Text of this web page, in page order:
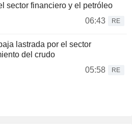
sector financiero y el petróleo
06:43
RE
lastrada por el sector
del crudo
05:58
RE